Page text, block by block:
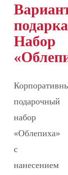
Набор
подарочный
набор
«Облепиха»
с
нанесением